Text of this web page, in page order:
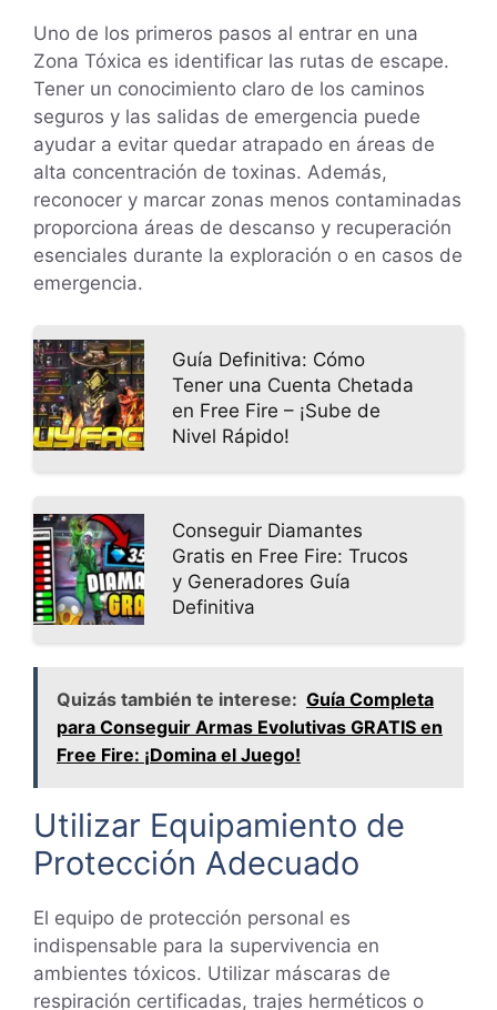
Uno de los primeros pasos al entrar en una
Zona Tóxica es identificar las rutas de escape.
Tener un conocimiento claro de los caminos
seguros y las salidas de emergencia puede
ayudar a evitar quedar atrapado en áreas de
alta concentración de toxinas. Además,
reconocer y marcar zonas menos contaminadas
proporciona áreas de descanso y recuperación
esenciales durante la exploración o en casos de
emergencia.
Guía Definitiva: Cómo
Tener una Cuenta Chetada
en Free Fire – ¡Sube de
Nivel Rápido!
Conseguir Diamantes
Gratis en Free Fire: Trucos
y Generadores Guía
Definitiva
Quizás también te interese: Guía Completa
para Conseguir Armas Evolutivas GRATIS en
Free Fire: ¡Domina el Juego!
Utilizar Equipamiento de
Protección Adecuado
El equipo de protección personal es
indispensable para la supervivencia en
ambientes tóxicos. Utilizar máscaras de
respiración certificadas, trajes herméticos o